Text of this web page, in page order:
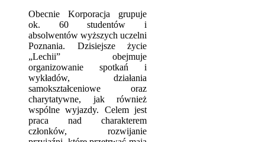
Obecnie Korporacja grupuje
ok. 60 studentów i
absolwentów wyższych uczelni
Poznania. Dzisiejsze życie
„Lechii” obejmuje
organizowanie spotkań i
wykładów, działania
samokształceniowe oraz
charytatywne, jak również
wspólne wyjazdy. Celem jest
praca nad charakterem
członków, rozwijanie